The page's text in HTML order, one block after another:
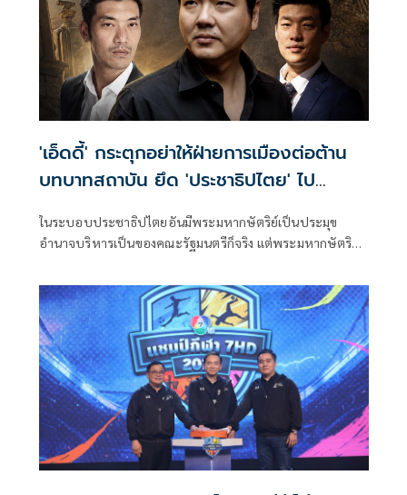
'เอ็ดดี้' กระตุกอย่าให้ฝ่ายการเมืองต่อต้าน
บทบาทสถาบัน ยึด 'ประชาธิปไตย' ไป
ในระบอบประชาธิปไตยอันมีพระมหากษัตริย์เป็นประมุข
อำนาจบริหารเป็นของคณะรัฐมนตรีก็จริง แต่พระมหากษัตริย์
ตัดขาดจากพระราชกรณียกิจเพื่อประชาชน